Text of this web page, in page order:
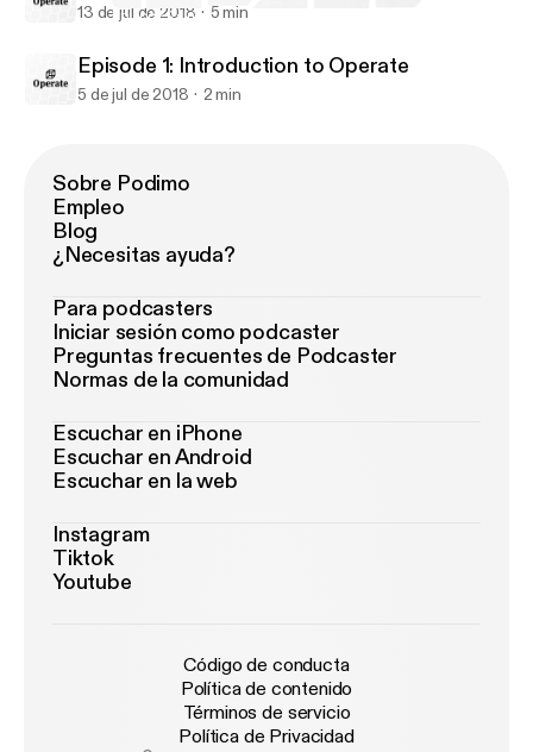
Episode 2: Introduction to DesignOps
13 de jul de 2018 5 min
Episode 1: Introduction to Operate
5 de jul de 2018 2 min
Sobre Podimo
Empleo
Blog
¿Necesitas ayuda?
Para podcasters
Iniciar sesión como podcaster
Preguntas frecuentes de Podcaster
Normas de la comunidad
Escuchar en iPhone
Escuchar en Android
Escuchar en la web
Instagram
Tiktok
Youtube
Código de conducta
Política de contenido
Términos de servicio
Política de Privacidad